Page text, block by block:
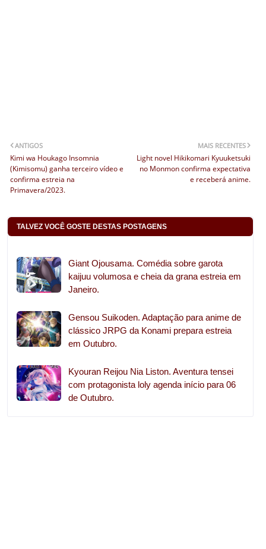
MAIS RECENTES
Light novel Hikikomari Kyuuketsuki
no Monmon confirma expectativa
e receberá anime.
ANTIGOS
Kimi wa Houkago Insomnia
(Kimisomu) ganha terceiro vídeo e
confirma estreia na
Primavera/2023.
TALVEZ VOCÊ GOSTE DESTAS POSTAGENS
Giant Ojousama. Comédia sobre garota
kaijuu volumosa e cheia da grana estreia em
Janeiro.
Gensou Suikoden. Adaptação para anime de
clássico JRPG da Konami prepara estreia
em Outubro.
Kyouran Reijou Nia Liston. Aventura tensei
com protagonista loly agenda início para 06
de Outubro.